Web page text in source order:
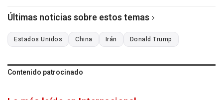
Últimas noticias sobre estos temas
Estados Unidos China Irán Donald Trump
Contenido patrocinado